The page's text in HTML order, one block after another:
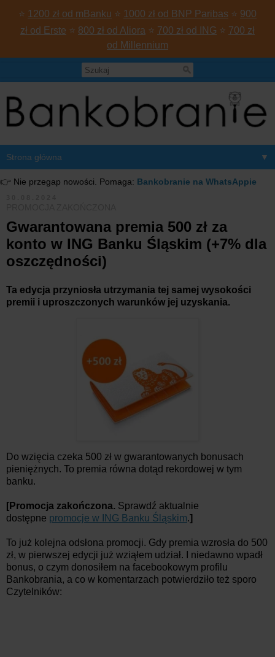
⭐ 1200 zł od mBanku ⭐ 1000 zł od BNP Paribas ⭐ 900
zł od Erste ⭐ 800 zł od Aliora ⭐ 700 zł od ING ⭐ 700 zł
od Millennium
▼
👉 Nie przegap nowości. Pomaga: Bankobranie na WhatsAppie
Gwarantowana premia 500 zł za
konto w ING Banku Śląskim (+7% dla
oszczędności)
Ta edycja przyniosła utrzymania tej samej wysokości
premii i uproszczonych warunków jej uzyskania.
Do wzięcia czeka 500 zł w gwarantowanych bonusach
pieniężnych. To premia równa dotąd rekordowej w tym
banku.
[Promocja zakończona. Sprawdź aktualnie
dostępne promocje w ING Banku Śląskim.]
To już kolejna odsłona promocji. Gdy premia wzrosła do 500
zł, w pierwszej edycji już wziąłem udział. I niedawno wpadł
bonus, o czym donosiłem na facebookowym profilu
Bankobrania, a co w komentarzach potwierdziło też sporo
Czytelników: